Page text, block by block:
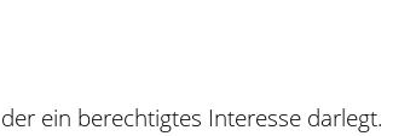
ein berechtigtes Interesse darlegt.